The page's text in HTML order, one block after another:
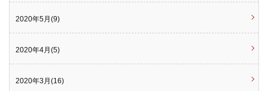
2020年5月(9)
2020年4月(5)
2020年3月(16)